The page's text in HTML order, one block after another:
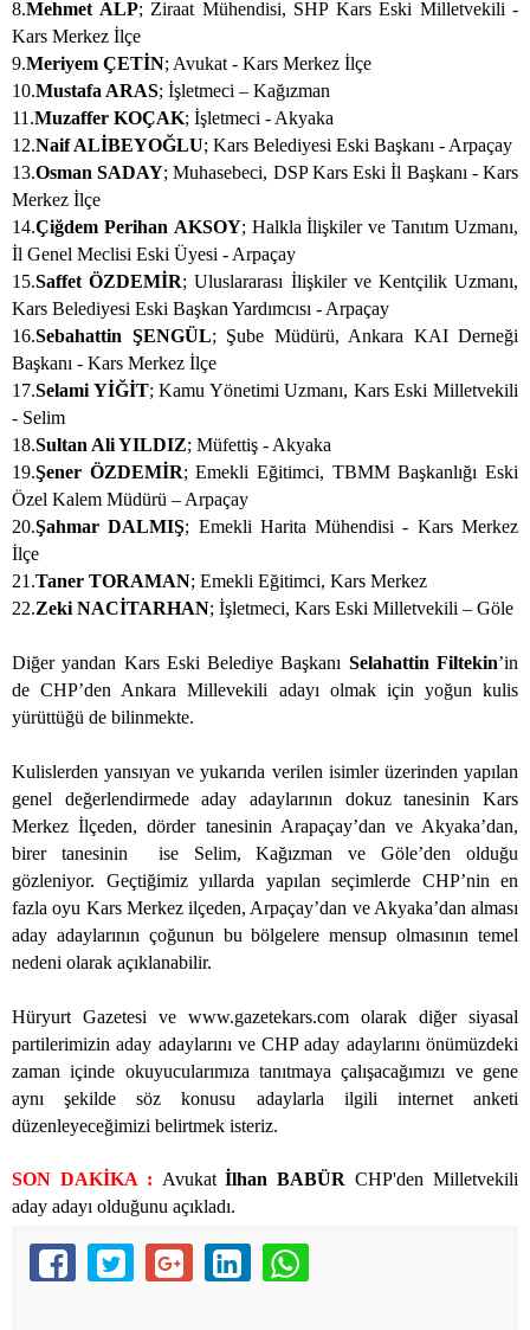
8.Mehmet ALP; Ziraat Mühendisi, SHP Kars Eski Milletvekili -
Kars Merkez İlçe
9.Meriyem ÇETİN; Avukat - Kars Merkez İlçe
10.Mustafa ARAS; İşletmeci – Kağızman
11.Muzaffer KOÇAK; İşletmeci - Akyaka
12.Naif ALİBEYOĞLU; Kars Belediyesi Eski Başkanı - Arpaçay
13.Osman SADAY; Muhasebeci, DSP Kars Eski İl Başkanı - Kars
Merkez İlçe
14.Çiğdem Perihan AKSOY; Halkla İlişkiler ve Tanıtım Uzmanı,
İl Genel Meclisi Eski Üyesi - Arpaçay
15.Saffet ÖZDEMİR; Uluslararası İlişkiler ve Kentçilik Uzmanı,
Kars Belediyesi Eski Başkan Yardımcısı - Arpaçay
16.Sebahattin ŞENGÜL; Şube Müdürü, Ankara KAI Derneği
Başkanı - Kars Merkez İlçe
17.Selami YİĞİT; Kamu Yönetimi Uzmanı, Kars Eski Milletvekili
- Selim
18.Sultan Ali YILDIZ; Müfettiş - Akyaka
19.Şener ÖZDEMİR; Emekli Eğitimci, TBMM Başkanlığı Eski
Özel Kalem Müdürü – Arpaçay
20.Şahmar DALMIŞ; Emekli Harita Mühendisi - Kars Merkez
İlçe
21.Taner TORAMAN; Emekli Eğitimci, Kars Merkez
22.Zeki NACİTARHAN; İşletmeci, Kars Eski Milletvekili – Göle
Diğer yandan Kars Eski Belediye Başkanı Selahattin Filtekin’in
de CHP’den Ankara Millevekili adayı olmak için yoğun kulis
yürüttüğü de bilinmekte.
Kulislerden yansıyan ve yukarıda verilen isimler üzerinden yapılan
genel değerlendirmede aday adaylarının dokuz tanesinin Kars
Merkez İlçeden, dörder tanesinin Arapaçay’dan ve Akyaka’dan,
birer tanesinin
ise Selim, Kağızman ve Göle’den olduğu
gözleniyor. Geçtiğimiz yıllarda yapılan seçimlerde CHP’nin en
fazla oyu Kars Merkez ilçeden, Arpaçay’dan ve Akyaka’dan alması
aday adaylarının çoğunun bu bölgelere mensup olmasının temel
nedeni olarak açıklanabilir.
Hüryurt Gazetesi ve www.gazetekars.com olarak diğer siyasal
partilerimizin aday adaylarını ve CHP aday adaylarını önümüzdeki
zaman içinde okuyucularımıza tanıtmaya çalışacağımızı ve gene
aynı şekilde söz konusu adaylarla ilgili internet anketi
düzenleyeceğimizi belirtmek isteriz.
SON DAKİKA : Avukatİlhan BABÜRCHP'den Milletvekili
aday adayı olduğunu açıkladı.